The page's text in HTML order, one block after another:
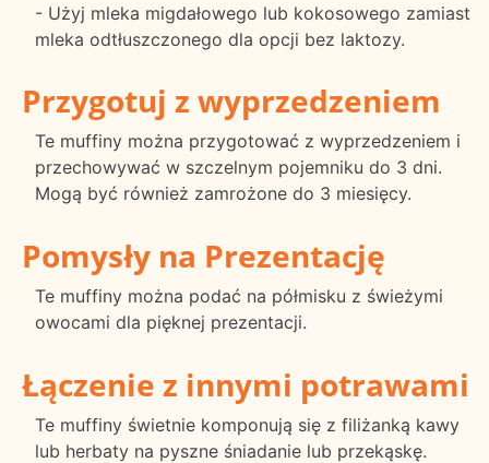
- Użyj mleka migdałowego lub kokosowego zamiast
mleka odtłuszczonego dla opcji bez laktozy.
Przygotuj z wyprzedzeniem
Te muffiny można przygotować z wyprzedzeniem i
przechowywać w szczelnym pojemniku do 3 dni.
Mogą być również zamrożone do 3 miesięcy.
Pomysły na Prezentację
Te muffiny można podać na półmisku z świeżymi
owocami dla pięknej prezentacji.
Łączenie z innymi potrawami
Te muffiny świetnie komponują się z filiżanką kawy
lub herbaty na pyszne śniadanie lub przekąskę.